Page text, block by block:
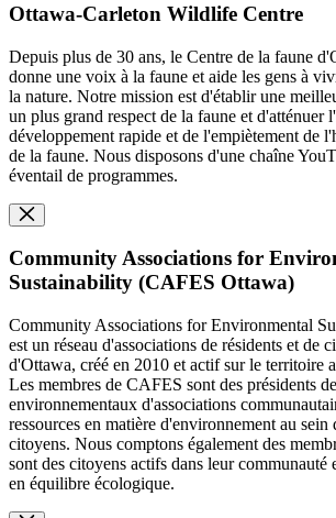
Ottawa-Carleton Wildlife Centre
Depuis plus de 30 ans, le Centre de la faune
donne une voix à la faune et aide les gens à
la nature. Notre mission est d'établir une
un plus grand respect de la faune et d'atténuer
développement rapide et de l'empiètement de
de la faune. Nous disposons d'une chaîne
éventail de programmes.
Community Associations for
Sustainability (CAFES Ottawa)
Community Associations for Environmental
est un réseau d'associations de résidents et de
d'Ottawa, créé en 2010 et actif sur le territoire
Les membres de CAFES sont des présidents
environnementaux d'associations
ressources en matière d'environnement au sein
citoyens. Nous comptons également des
sont des citoyens actifs dans leur communauté
en équilibre écologique.